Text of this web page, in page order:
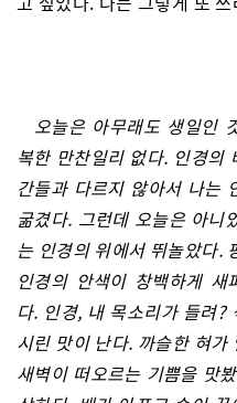
오늘은 아무래도 생일인
복한 만찬일리 없다. 인경의
간들과 다르지 않아서 나는
굶겼다. 그런데 오늘은 아니
는 인경의 위에서 뛰놀았다.
인경의 안색이 창백하게
다. 인경, 내 목소리가 들려?
시린 맛이 난다. 까슬한 혀
새벽이 떠오르는 기쁨을 맛